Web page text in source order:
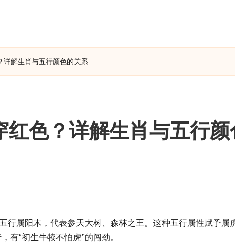
详解生肖与五行颜色的关系
红色？详解生肖与五行
行属阳木，代表参天大树、森林之王。这种五行属性赋予
有“初生牛犊不怕虎”的闯劲。